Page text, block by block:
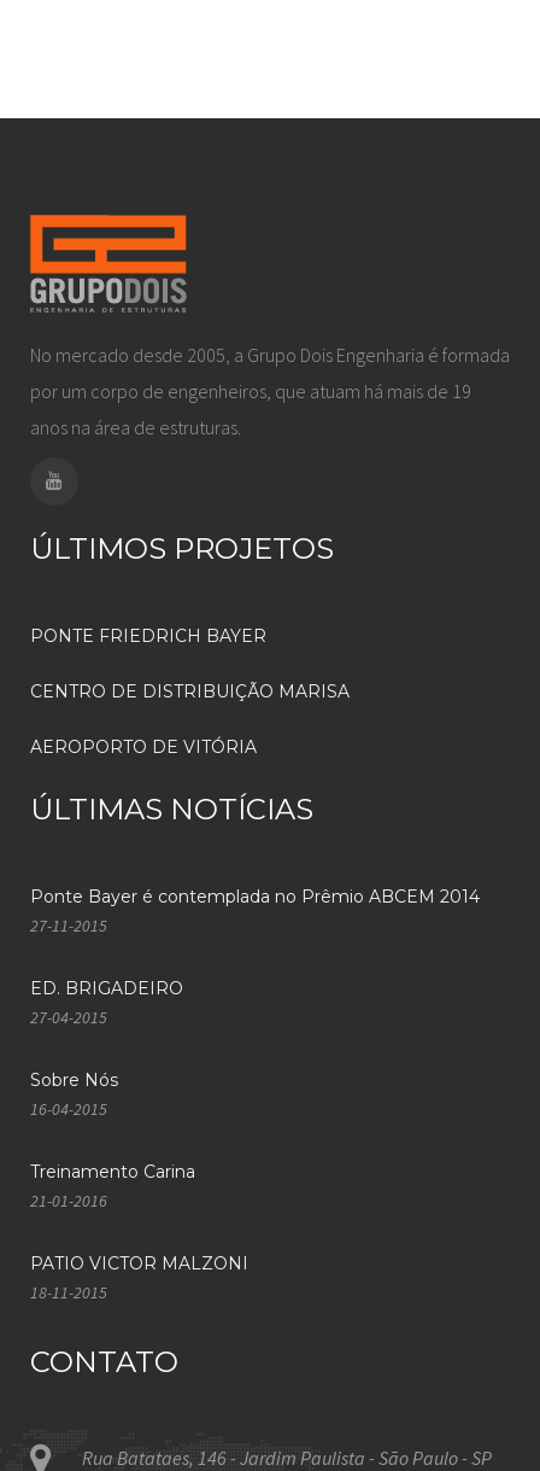
No mercado desde 2005, a Grupo Dois Engenharia é formada
por um corpo de engenheiros, que atuam há mais de 19
anos na área de estruturas.
ÚLTIMOS PROJETOS
PONTE FRIEDRICH BAYER
CENTRO DE DISTRIBUIÇÃO MARISA
AEROPORTO DE VITÓRIA
ÚLTIMAS NOTÍCIAS
Ponte Bayer é contemplada no Prêmio ABCEM 2014
27-11-2015
ED. BRIGADEIRO
27-04-2015
Sobre Nós
16-04-2015
Treinamento Carina
21-01-2016
PATIO VICTOR MALZONI
18-11-2015
CONTATO
Rua Batataes, 146 - Jardim Paulista - São Paulo - SP